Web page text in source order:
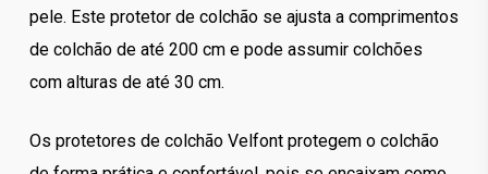
pele. Este protetor de colchão se ajusta a comprimentos
de colchão de até 200 cm e pode assumir colchões
com alturas de até 30 cm.
Os protetores de colchão Velfont protegem o colchão